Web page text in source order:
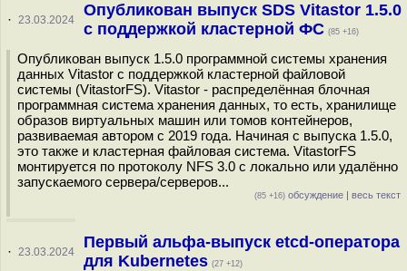
· 23.03.2024
Опубликован выпуск SDS Vitastor 1.5.0
с поддержкой кластерной ФС (85 +16)
Опубликован выпуск 1.5.0 программной системы хранения
данных Vitastor с поддержкой кластерной файловой
системы (VitastorFS). Vitastor - распределённая блочная
программная система хранения данных, то есть, хранилище
образов виртуальных машин или томов контейнеров,
развиваемая автором с 2019 года. Начиная с выпуска 1.5.0,
это также и кластерная файловая система. VitastorFS
монтируется по протоколу NFS 3.0 с локально или удалённо
запускаемого сервера/серверов...
(85 +16) обсуждение | весь текст
· 23.03.2024
Первый альфа-выпуск etcd-оператора
для Kubernetes (27 +12)